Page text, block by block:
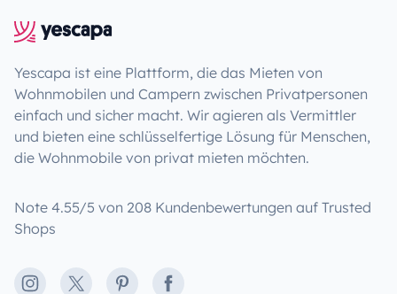
Yescapa ist eine Plattform, die das Mieten von
Wohnmobilen und Campern zwischen Privatpersonen
einfach und sicher macht. Wir agieren als Vermittler
und bieten eine schlüsselfertige Lösung für Menschen,
die Wohnmobile von privat mieten möchten.
Note 4.55/5 von 208 Kundenbewertungen auf Trusted
Shops
Instagram
X PinterestFacebook